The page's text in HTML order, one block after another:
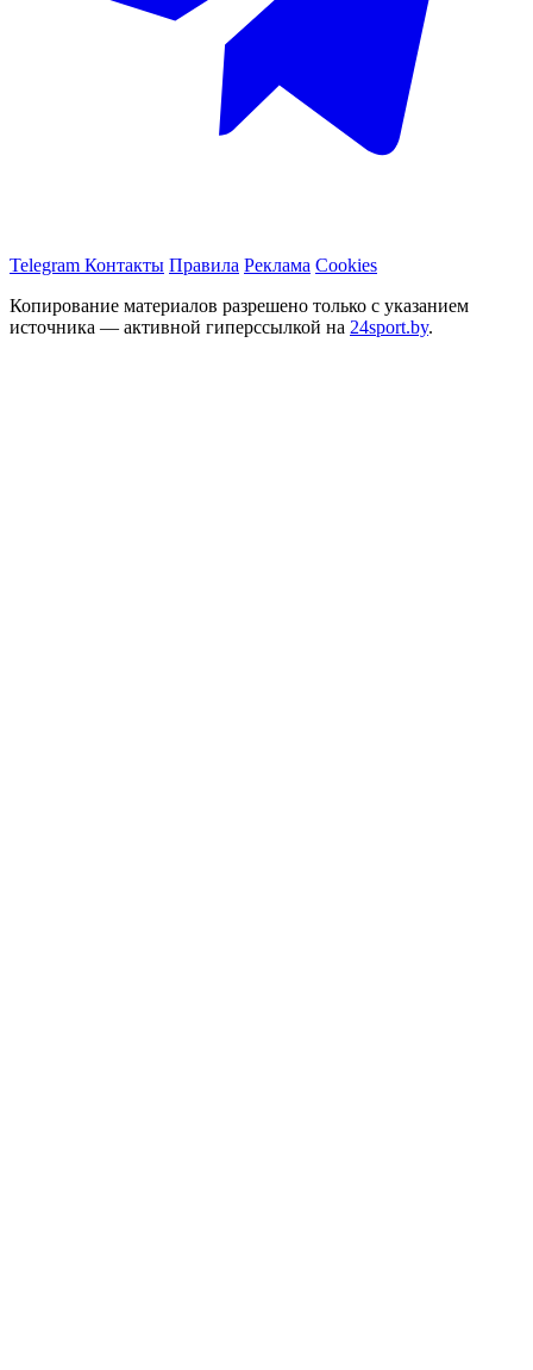
Telegram Контакты Правила Реклама Cookies
Копирование материалов разрешено только с указанием
источника — активной гиперссылкой на 24sport.by.